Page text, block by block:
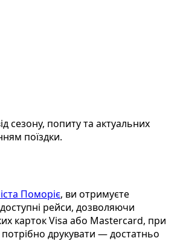
сезону, попиту та актуальних
поїздки.
Поморіє, ви отримуєте
рейси, дозволяючи
карток Visa або Mastercard, при
друкувати — достатньо